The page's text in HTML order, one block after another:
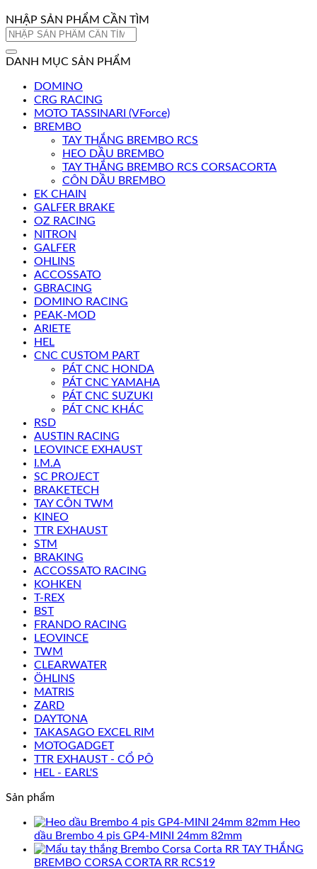
NHẬP SẢN PHẨM CẦN TÌM
Tìm
DANH MỤC SẢN PHẨM
DOMINO
CRG RACING
MOTO TASSINARI (VForce)
BREMBO
TAY THẮNG BREMBO RCS
HEO DẦU BREMBO
TAY THẮNG BREMBO RCS CORSACORTA
CÔN DẦU BREMBO
EK CHAIN
GALFER BRAKE
OZ RACING
NITRON
GALFER
OHLINS
ACCOSSATO
GBRACING
DOMINO RACING
PEAK-MOD
ARIETE
HEL
CNC CUSTOM PART
PÁT CNC HONDA
PÁT CNC YAMAHA
PÁT CNC SUZUKI
PÁT CNC KHÁC
RSD
AUSTIN RACING
LEOVINCE EXHAUST
I.M.A
SC PROJECT
BRAKETECH
TAY CÔN TWM
KINEO
TTR EXHAUST
STM
BRAKING
ACCOSSATO RACING
KOHKEN
T-REX
BST
FRANDO RACING
LEOVINCE
TWM
CLEARWATER
ÖHLINS
MATRIS
ZARD
DAYTONA
TAKASAGO EXCEL RIM
MOTOGADGET
TTR EXHAUST - CỔ PÔ
HEL - EARL'S
Sản phẩm
Heo
dầu Brembo 4 pis GP4-MINI 24mm 82mm
TAY THẮNG
BREMBO CORSA CORTA RR RCS19